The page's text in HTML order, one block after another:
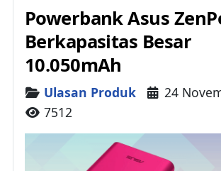
Powerbank Asus
Berkapasitas Besar
10.050mAh
Details
Ulasan Produk
24
7512